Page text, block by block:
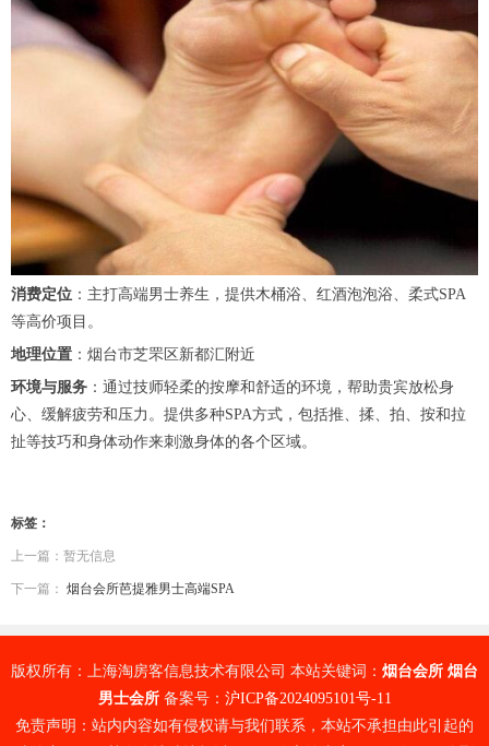
消费定位 ：主打高端男士养生，提供木桶浴、红酒泡泡浴、柔式SPA
等高价项目。
地理位置 ：烟台市芝罘区新都汇附近
环境与服务 ：通过技师轻柔的按摩和舒适的环境，帮助贵宾放松身
心、缓解疲劳和压力。提供多种SPA方式，包括推、揉、拍、按和拉
扯等技巧和身体动作来刺激身体的各个区域。
标签：
上一篇：暂无信息
下一篇： 烟台会所芭提雅男士高端SPA
版权所有：上海淘房客信息技术有限公司 本站关键词： 烟台会所 烟台
男士会所备案号： 沪ICP备2024095101号-11
免责声明：站内内容如有侵权请与我们联系，本站不承担由此引起的